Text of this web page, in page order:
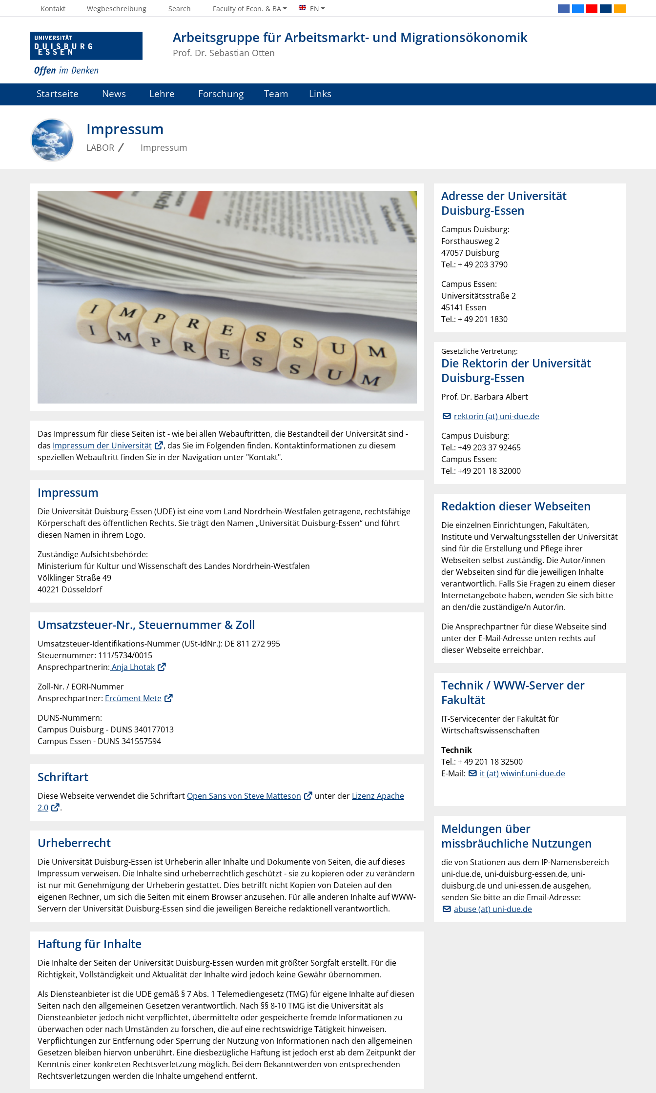
Arbeitsgruppe für Arbeitsmarkt- und Migrationsökonomik
Prof. Dr. Sebastian Otten
Kontakt Wegbeschreibung Search Faculty of Econ. & BA EN
Startseite News Lehre Forschung Team Links
Impressum
LABOR Impressum
Das Impressum für diese Seiten ist - wie bei allen Webauftritten, die Bestandteil der Universität sind -
das Impressum der Universität
, das Sie im Folgenden finden. Kontaktinformationen zu diesem
speziellen Webauftritt finden Sie in der Navigation unter "Kontakt".
Impressum
Die Universität Duisburg-Essen (UDE) ist eine vom Land Nordrhein-Westfalen getragene, rechtsfähige
Körperschaft des öffentlichen Rechts. Sie trägt den Namen „Universität Duisburg-Essen“ und führt
diesen Namen in ihrem Logo.
Zuständige Aufsichtsbehörde:
Ministerium für Kultur und Wissenschaft des Landes Nordrhein-Westfalen
Völklinger Straße 49
40221 Düsseldorf
Umsatzsteuer-Nr., Steuernummer & Zoll
Umsatzsteuer-Identifikations-Nummer (USt-IdNr.): DE 811 272 995
Steuernummer: 111/5734/0015
Ansprechpartnerin: Anja Lhotak
Zoll-Nr. / EORI-Nummer
Ansprechpartner: Ercüment Mete
DUNS-Nummern:
Campus Duisburg - DUNS 340177013
Campus Essen - DUNS 341557594
Schriftart
Diese Webseite verwendet die Schriftart Open Sans von Steve Matteson unter der Lizenz Apache
2.0
.
Urheberrecht
Die Universität Duisburg-Essen ist Urheberin aller Inhalte und Dokumente von Seiten, die auf dieses
Impressum verweisen. Die Inhalte sind urheberrechtlich geschützt - sie zu kopieren oder zu verändern
ist nur mit Genehmigung der Urheberin gestattet. Dies betrifft nicht Kopien von Dateien auf den
eigenen Rechner, um sich die Seiten mit einem Browser anzusehen. Für alle anderen Inhalte auf WWW-
Servern der Universität Duisburg-Essen sind die jeweiligen Bereiche redaktionell verantwortlich.
Haftung für Inhalte
Die Inhalte der Seiten der Universität Duisburg-Essen wurden mit größter Sorgfalt erstellt. Für die
Richtigkeit, Vollständigkeit und Aktualität der Inhalte wird jedoch keine Gewähr übernommen.
Als Diensteanbieter ist die UDE gemäß § 7 Abs. 1 Telemediengesetz (TMG) für eigene Inhalte auf diesen
Seiten nach den allgemeinen Gesetzen verantwortlich. Nach §§ 8-10 TMG ist die Universität als
Diensteanbieter jedoch nicht verpflichtet, übermittelte oder gespeicherte fremde Informationen zu
überwachen oder nach Umständen zu forschen, die auf eine rechtswidrige Tätigkeit hinweisen.
Verpflichtungen zur Entfernung oder Sperrung der Nutzung von Informationen nach den allgemeinen
Gesetzen bleiben hiervon unberührt. Eine diesbezügliche Haftung ist jedoch erst ab dem Zeitpunkt der
Kenntnis einer konkreten Rechtsverletzung möglich. Bei dem Bekanntwerden von entsprechenden
Rechtsverletzungen werden die Inhalte umgehend entfernt.
Adresse der Universität
Duisburg-Essen
Campus Duisburg:
Forsthausweg 2
47057 Duisburg
Tel.: + 49 203 3790
Campus Essen:
Universitätsstraße 2
45141 Essen
Tel.: + 49 201 1830
Gesetzliche Vertretung:
Die Rektorin der Universität
Duisburg-Essen
Prof. Dr. Barbara Albert
rektorin (at) uni-due.de
Campus Duisburg:
Tel.: +49 203 37 92465
Campus Essen:
Tel.: +49 201 18 32000
Redaktion dieser Webseiten
Die einzelnen Einrichtungen, Fakultäten,
Institute und Verwaltungsstellen der Universität
sind für die Erstellung und Pflege ihrer
Webseiten selbst zuständig. Die Autor/innen
der Webseiten sind für die jeweiligen Inhalte
verantwortlich. Falls Sie Fragen zu einem dieser
Internetangebote haben, wenden Sie sich bitte
an den/die zuständige/n Autor/in.
Die Ansprechpartner für diese Webseite sind
unter der E-Mail-Adresse unten rechts auf
dieser Webseite erreichbar.
Technik / WWW-Server der
Fakultät
IT-Servicecenter der Fakultät für
Wirtschaftswissenschaften
Technik
Tel.: + 49 201 18 32500
E-Mail:
it (at) wiwinf.uni-due.de
Meldungen über
missbräuchliche Nutzungen
die von Stationen aus dem IP-Namensbereich
uni-due.de, uni-duisburg-essen.de, uni-
duisburg.de und uni-essen.de ausgehen,
senden Sie bitte an die Email-Adresse:
abuse (at) uni-due.de